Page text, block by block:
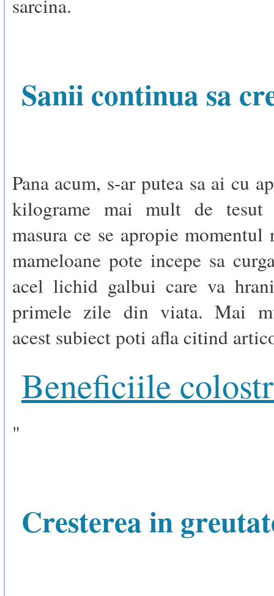
sarcina.
Sanii continua sa
Pana acum, s-ar putea sa ai cu
kilograme mai mult de tesut
masura ce se apropie
mameloane pote incepe sa
acel lichid galbui care va
primele zile din viata. Mai
acest subiect poti afla citind
Beneficiile
"
Cresterea in